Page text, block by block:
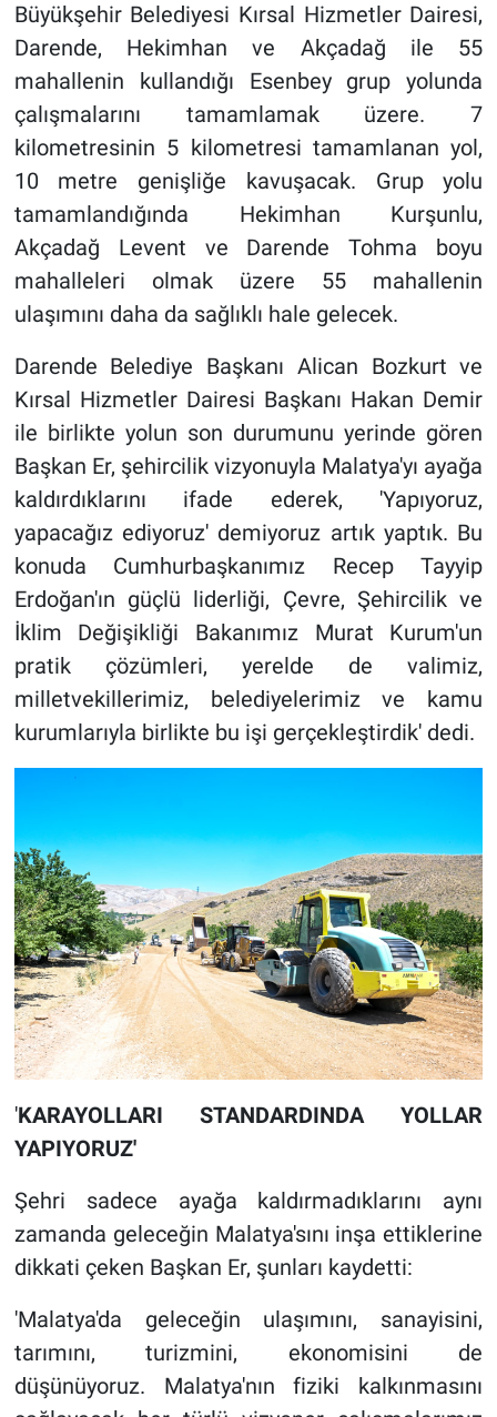
Büyükşehir Belediyesi Kırsal Hizmetler Dairesi,
Darende, Hekimhan ve Akçadağ ile 55
mahallenin kullandığı Esenbey grup yolunda
çalışmalarını tamamlamak üzere. 7
kilometresinin 5 kilometresi tamamlanan yol,
10 metre genişliğe kavuşacak. Grup yolu
tamamlandığında Hekimhan Kurşunlu,
Akçadağ Levent ve Darende Tohma boyu
mahalleleri olmak üzere 55 mahallenin
ulaşımını daha da sağlıklı hale gelecek.
Darende Belediye Başkanı Alican Bozkurt ve
Kırsal Hizmetler Dairesi Başkanı Hakan Demir
ile birlikte yolun son durumunu yerinde gören
Başkan Er, şehircilik vizyonuyla Malatya'yı ayağa
kaldırdıklarını ifade ederek, 'Yapıyoruz,
yapacağız ediyoruz' demiyoruz artık yaptık. Bu
konuda Cumhurbaşkanımız Recep Tayyip
Erdoğan'ın güçlü liderliği, Çevre, Şehircilik ve
İklim Değişikliği Bakanımız Murat Kurum'un
pratik çözümleri, yerelde de valimiz,
milletvekillerimiz, belediyelerimiz ve kamu
kurumlarıyla birlikte bu işi gerçekleştirdik' dedi.
'KARAYOLLARI STANDARDINDA YOLLAR
YAPIYORUZ'
Şehri sadece ayağa kaldırmadıklarını aynı
zamanda geleceğin Malatya'sını inşa ettiklerine
dikkati çeken Başkan Er, şunları kaydetti:
'Malatya'da geleceğin ulaşımını, sanayisini,
tarımını, turizmini, ekonomisini de
düşünüyoruz. Malatya'nın fiziki kalkınmasını